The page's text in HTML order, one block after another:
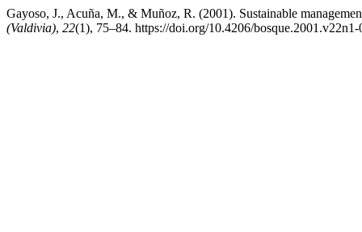
Gayoso, J., Acuña, M., & Muñoz, R. (2001). Sustainable
(Valdivia), 22(1), 75–84. https://doi.org/10.4206/bosque.2001.v22n1-